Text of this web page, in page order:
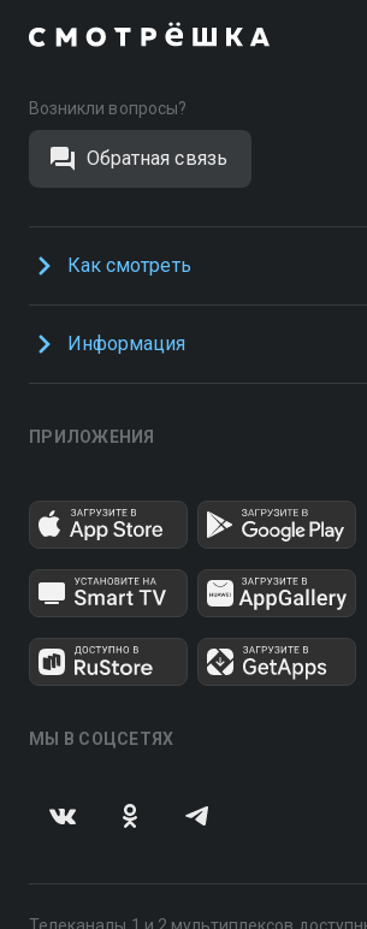
Возникли вопросы?
Обратная связь
Как смотреть
Информация
ПРИЛОЖЕНИЯ
МЫ В СОЦСЕТЯХ